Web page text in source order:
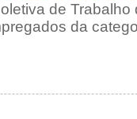
de
da